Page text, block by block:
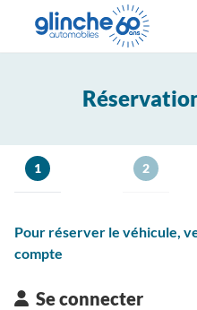
1 2
Pour réserver le véhicule,
compte
Se connecter